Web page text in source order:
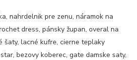
nahrdelnik pre zenu, náramok na
dress, pánsky župan, overal na
šaty, lacné kufre, cierne teplaky
bezovy koberec, gate damske saty,